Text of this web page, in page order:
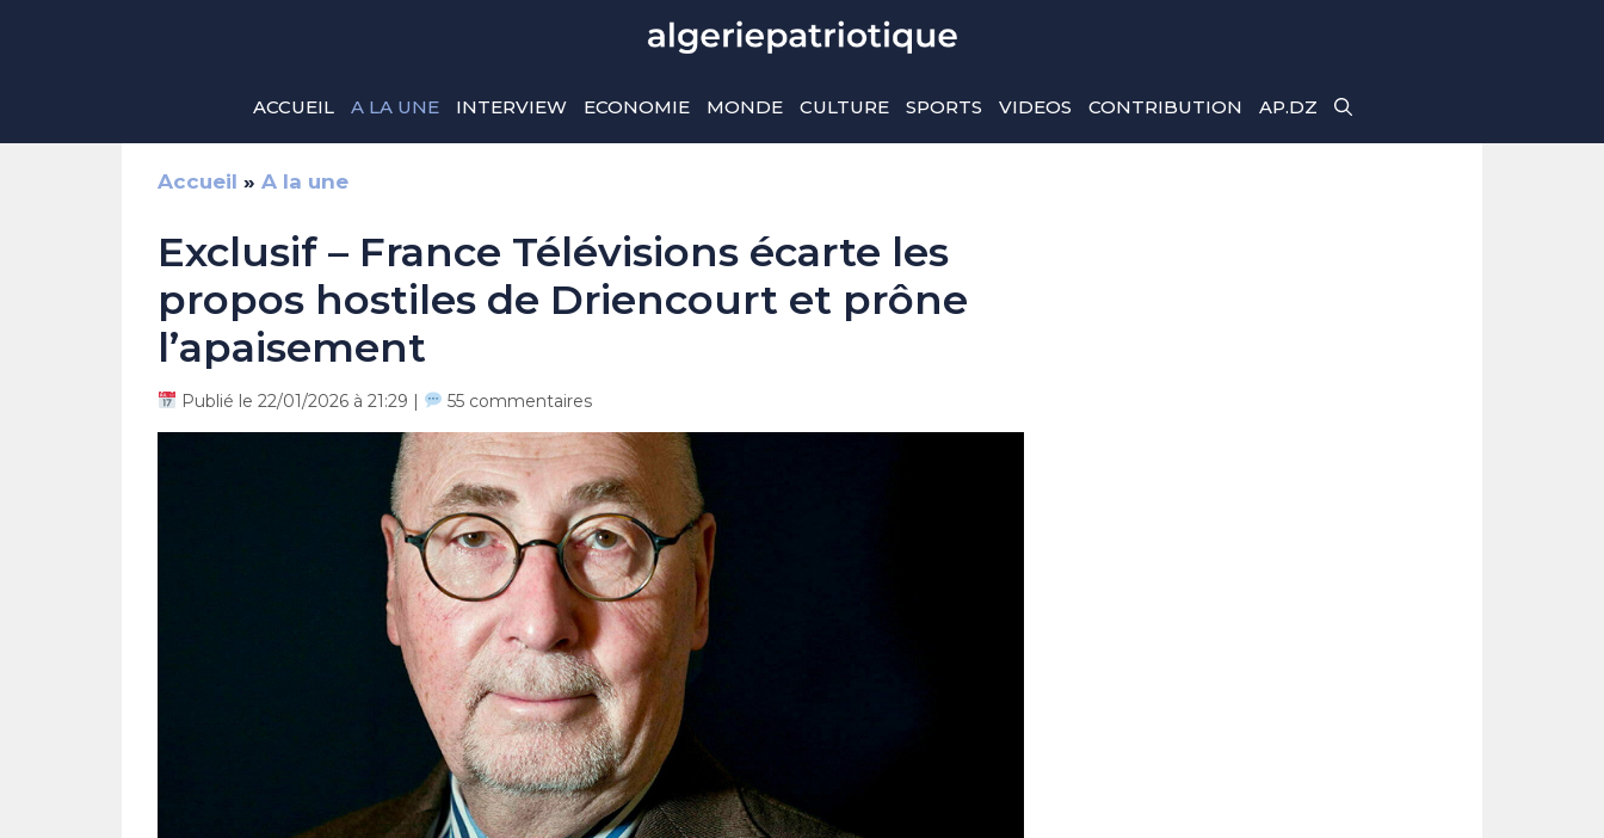
ACCUEIL A LA UNE INTERVIEW ECONOMIE MONDE CULTURE SPORTS VIDEOS CONTRIBUTION AP.DZ
Accueil » A la une
Exclusif – France Télévisions écarte les
propos hostiles de Driencourt et prône
l’apaisement
Publié le 22/01/2026 à 21:29 | 55 commentaires